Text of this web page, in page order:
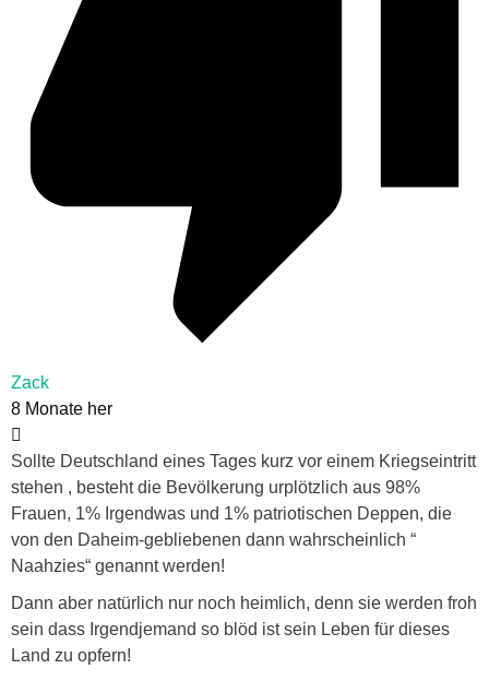
Zack
8 Monate her
Sollte Deutschland eines Tages kurz vor einem Kriegseintritt
stehen , besteht die Bevölkerung urplötzlich aus 98%
Frauen, 1% Irgendwas und 1% patriotischen Deppen, die
von den Daheim-gebliebenen dann wahrscheinlich “
Naahzies“ genannt werden!
Dann aber natürlich nur noch heimlich, denn sie werden froh
sein dass Irgendjemand so blöd ist sein Leben für dieses
Land zu opfern!